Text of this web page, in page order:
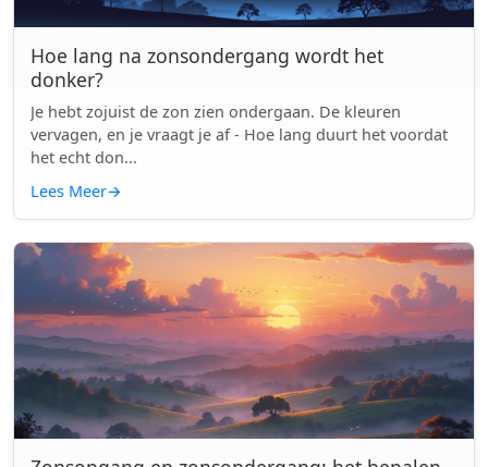
Hoe lang na zonsondergang wordt het
donker?
Je hebt zojuist de zon zien ondergaan. De kleuren
vervagen, en je vraagt je af - Hoe lang duurt het voordat
het echt don...
Lees Meer→